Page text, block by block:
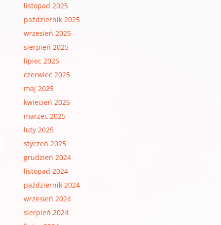
listopad 2025
październik 2025
wrzesień 2025
sierpień 2025
lipiec 2025
czerwiec 2025
maj 2025
kwiecień 2025
marzec 2025
luty 2025
styczeń 2025
grudzień 2024
listopad 2024
październik 2024
wrzesień 2024
sierpień 2024